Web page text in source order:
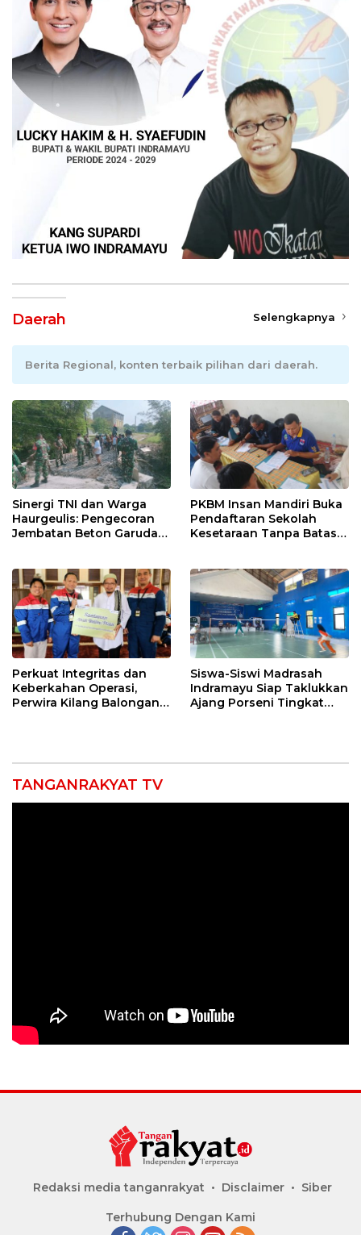
Daerah Selengkapnya
Berita Regional, konten terbaik pilihan dari daerah.
Sinergi TNI dan Warga
Haurgeulis: Pengecoran
Jembatan Beton Garuda
PKBM Insan Mandiri Buka
Pendaftaran Sekolah
Kesetaraan Tanpa Batas
Perkuat Integritas dan
Keberkahan Operasi,
Perwira Kilang Balongan
Siswa-Siswi Madrasah
Indramayu Siap Taklukkan
Ajang Porseni Tingkat
TANGANRAKYAT TV
Redaksi media tanganrakyat Disclaimer Siber
Terhubung Dengan Kami